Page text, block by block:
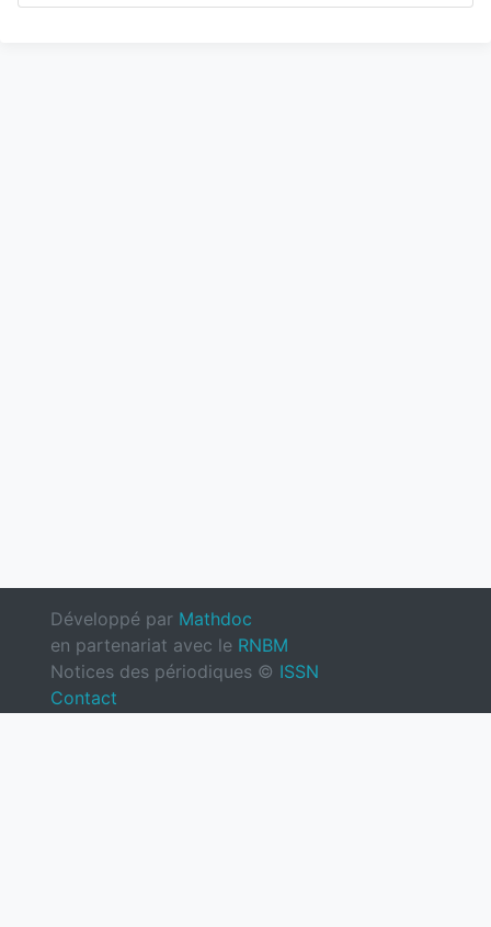
Développé par Mathdoc
en partenariat avec le RNBM
Notices des périodiques © ISSN
Contact